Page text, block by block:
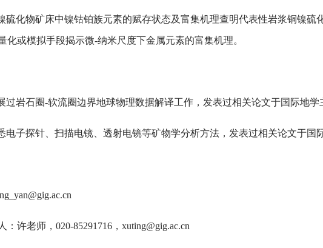
硫化物矿床中镍钴铂族元素的赋存状态及富集机理查明代表性岩浆铜镍硫
化或模拟手段揭示微-纳米尺度下金属元素的富集机理。
过岩石圈-软流圈边界地球物理数据解译工作，发表过相关论文于国际地学
电子探针、扫描电镜、透射电镜等矿物学分析方法，发表过相关论文于国
许老师，020-85291716，xuting@gig.ac.cn